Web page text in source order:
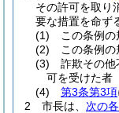
その許可を取り
要な措置を命ず
(1)
この条例
(2)
この条例
(3)
詐欺その他
可を受けた者
(4)
第3条第3項
2
市長は、 次の